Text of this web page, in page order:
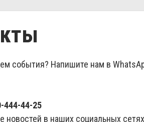
события? Напишите нам в
444-44-25
новостей в наших социальных